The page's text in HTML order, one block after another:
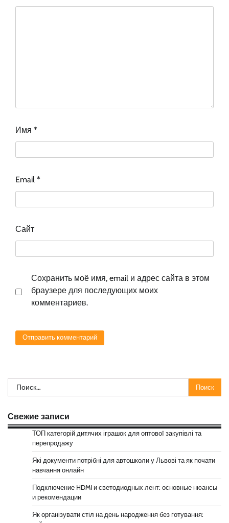
Имя *
Email *
Сайт
Сохранить моё имя, email и адрес сайта в этом
браузере для последующих моих
комментариев.
Найти:
Свежие записи
ТОП категорій дитячих іграшок для оптової закупівлі та
перепродажу
Які документи потрібні для автошколи у Львові та як почати
навчання онлайн
Подключение HDMI и светодиодных лент: основные нюансы
и рекомендации
Як організувати стіл на день народження без готування: